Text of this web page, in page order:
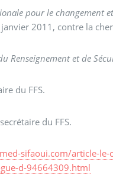
pour le changement
2011, contre la
Renseignement et de
du FFS.
du FFS.
sifaoui.com/article-le-
d-94664309.html